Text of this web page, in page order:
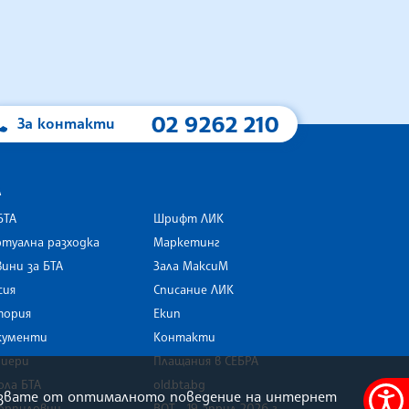
За контакти 02 9262 210
разходка
за БТА
БТА
Шрифт ЛИК
Маркетинг
Зала МаксиМ
Списание ЛИК
Екип
Контакти
Плащания в СЕБРА
old.bta.bg
от оптималното поведение на интернет